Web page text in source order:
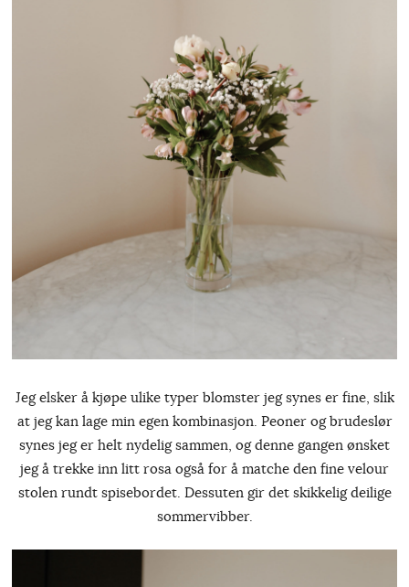
Jeg elsker å kjøpe ulike typer blomster jeg synes er fine, slik
at jeg kan lage min egen kombinasjon. Peoner og brudeslør
synes jeg er helt nydelig sammen, og denne gangen ønsket
jeg å trekke inn litt rosa også for å matche den fine velour
stolen rundt spisebordet. Dessuten gir det skikkelig deilige
sommervibber.